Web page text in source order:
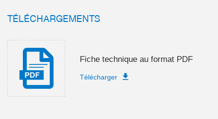
TÉLÉCHARGEMENTS
Fiche technique au format PDF
Télécharger